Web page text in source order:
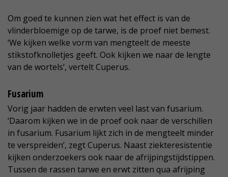
Om goed te kunnen zien wat het effect is van de
vlinderbloemige op de tarwe, is de proef niet bemest.
‘We kijken welke vorm van mengteelt de meeste
stikstofknolletjes geeft. Ook kijken we naar de lengte
van de wortels’, vertelt Cuperus.
Fusarium
Vorig jaar hadden de erwten veel last van fusarium.
‘Daarom kijken we in de proef ook naar de verschillen
in fusarium. Fusarium lijkt zich in de mengteelt minder
te verspreiden’, zegt Cuperus. Naast ziekteresistentie
kijken onderzoekers ook naar de afrijpingstijdstippen.
Tussen de rassen tarwe en erwt zitten qua afrijping